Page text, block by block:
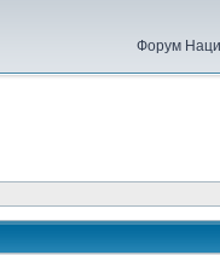
Форум